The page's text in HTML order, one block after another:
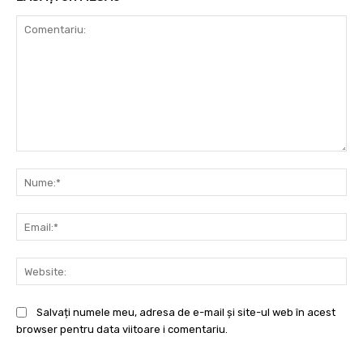
Salvați numele meu, adresa de e-mail și site-ul web în acest
browser pentru data viitoare i comentariu.